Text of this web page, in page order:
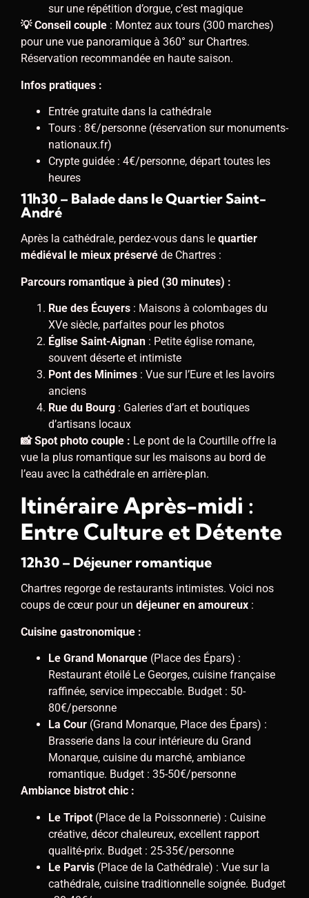
sur une répétition d’orgue, c’est magique
💡 Conseil couple : Montez aux tours (300 marches)
pour une vue panoramique à 360° sur Chartres.
Réservation recommandée en haute saison.
Infos pratiques :
Entrée gratuite dans la cathédrale
Tours : 8€/personne (réservation sur monuments-
nationaux.fr)
Crypte guidée : 4€/personne, départ toutes les
heures
11h30 – Balade dans le Quartier Saint-
André
Après la cathédrale, perdez-vous dans le quartier
médiéval le mieux préservé de Chartres :
Parcours romantique à pied (30 minutes) :
Rue des Écuyers : Maisons à colombages du
XVe siècle, parfaites pour les photos
Église Saint-Aignan : Petite église romane,
souvent déserte et intimiste
Pont des Minimes : Vue sur l’Eure et les lavoirs
anciens
Rue du Bourg : Galeries d’art et boutiques
d’artisans locaux
📸 Spot photo couple : Le pont de la Courtille offre la
vue la plus romantique sur les maisons au bord de
l’eau avec la cathédrale en arrière-plan.
Itinéraire Après-midi :
Entre Culture et Détente
12h30 – Déjeuner romantique
Chartres regorge de restaurants intimistes. Voici nos
coups de cœur pour un déjeuner en amoureux :
Cuisine gastronomique :
Le Grand Monarque (Place des Épars) :
Restaurant étoilé Le Georges, cuisine française
raffinée, service impeccable. Budget : 50-
80€/personne
La Cour (Grand Monarque, Place des Épars) :
Brasserie dans la cour intérieure du Grand
Monarque, cuisine du marché, ambiance
romantique. Budget : 35-50€/personne
Ambiance bistrot chic :
Le Tripot (Place de la Poissonnerie) : Cuisine
créative, décor chaleureux, excellent rapport
qualité-prix. Budget : 25-35€/personne
Le Parvis (Place de la Cathédrale) : Vue sur la
cathédrale, cuisine traditionnelle soignée. Budget